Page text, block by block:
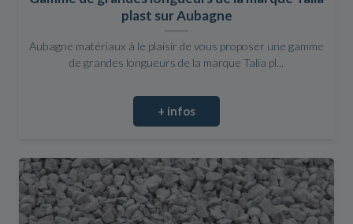
plast sur Aubagne
Aubagne matériaux à le plaisir de vous proposer une gamme
de grandes longueurs de la marque Talia pl...
+ infos